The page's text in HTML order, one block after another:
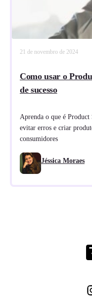
21 de novembro de 2024
Como usar o
de sucesso
Aprenda o que é Product
evitar erros e criar
consumidores
Jéssica Moraes